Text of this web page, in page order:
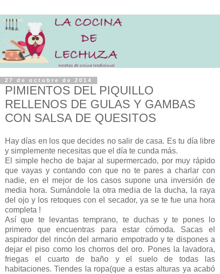
27 de octubre de 2014
PIMIENTOS DEL PIQUILLO
RELLENOS DE GULAS Y GAMBAS
CON SALSA DE QUESITOS
Hay días en los que decides no salir de casa. Es tu día libre
y simplemente necesitas que el día te cunda más.
El simple hecho de bajar al supermercado, por muy rápido
que vayas y contando con que no te pares a charlar con
nadie, en el mejor de los casos supone una inversión de
media hora. Sumándole la otra media de la ducha, la raya
del ojo y los retoques con el secador, ya se te fue una hora
completa !
Así que te levantas temprano, te duchas y te pones lo
primero que encuentras para estar cómoda. Sacas el
aspirador del rincón del armario empotrado y te dispones a
dejar el piso como los chorros del oro. Pones la lavadora,
friegas el cuarto de baño y el suelo de todas las
habitaciones. Tiendes la ropa(que a estas alturas ya acabó